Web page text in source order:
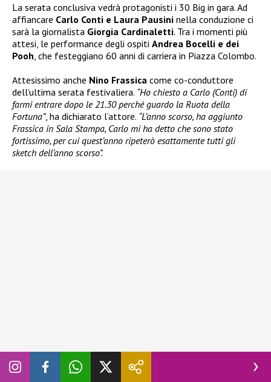
La serata conclusiva vedrà protagonisti i 30 Big in gara. Ad
affiancare Carlo Conti e Laura Pausini nella conduzione ci
sarà la giornalista Giorgia Cardinaletti. Tra i momenti più
attesi, le performance degli ospiti Andrea Bocelli e dei
Pooh , che festeggiano 60 anni di carriera in Piazza Colombo.
Attesissimo anche Nino Frassica come co-conduttore
dell’ultima serata festivaliera. “Ho chiesto a Carlo (Conti) di
farmi entrare dopo le 21.30 perché guardo la Ruota della
Fortuna”, ha dichiarato l’attore. “L’anno scorso, ha aggiunto
Frassica in Sala Stampa, Carlo mi ha detto che sono stato
fortissimo, per cui quest’anno ripeterò esattamente tutti gli
sketch dell’anno scorso”.